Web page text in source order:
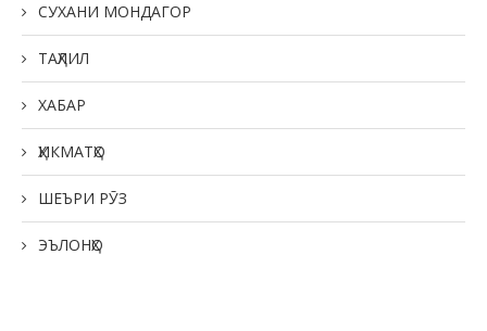
СУХАНИ МОНДАГОР
ТАҲЛИЛ
ХАБАР
ҲИКМАТҲО
ШЕЪРИ РӮЗ
ЭЪЛОНҲО